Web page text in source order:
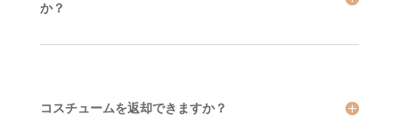
か？
コスチュームを返却できますか？